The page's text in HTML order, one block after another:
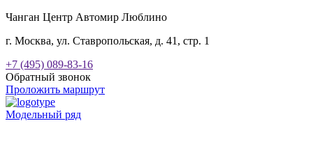
Чанган Центр Автомир Люблино
г. Москва, ул. Ставропольская, д. 41, стр. 1
+7 (495) 089-83-16
Обратный звонок
Проложить маршрут
Модельный ряд